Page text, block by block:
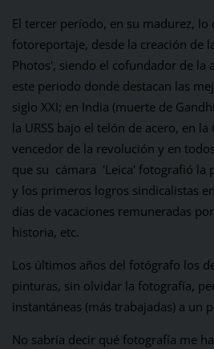
El tercer período, en su madurez, lo
fotoreportaje, desde la creación de
Photos', siendo el cofundador de la
este periodo donde destacan las
siglo XXI; en India (muerte de
la URSS bajo el telón de acero, en la
vencedor de la revolución y en
que su cámara 'Leica' fotografió la
y los primeros logros sindicalistas
días de vacaciones remuneradas
historia, etc.
Los últimos años del fotógrafo los
pinturas, sin olvidar la fotografía,
instantáneas (más trabajadas) a un
No sabría decir qué fotografía me